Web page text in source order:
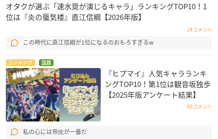
オタクが選ぶ「速水奨が演じるキャラ」ランキングTOP10！1
位は『炎の蜃気楼』直江信綱【2026年版】
14コメント
この時代に直江信綱が1位になるのおもろすぎるw
ランキング 話題
『ヒプマイ』人気キャラランキ
ングTOP10！第1位は観音坂独歩
【2025年版アンケート結果】
60コメント
私の心には帝统が一番だ